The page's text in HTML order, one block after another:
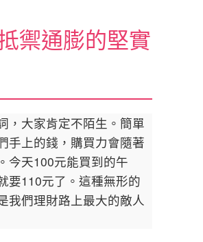
禦通膨的堅實
，大家肯定不陌生。簡單
手上的錢，購買力會隨著
今天100元能買到的午
要110元了。這種無形的
我們理財路上最大的敵人